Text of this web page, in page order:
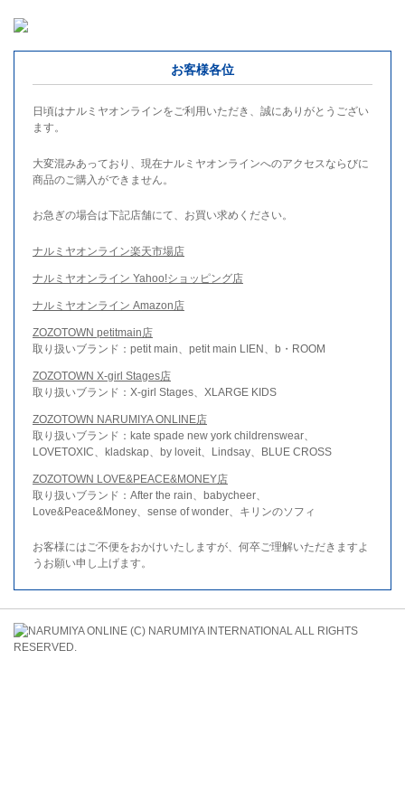
お客様各位
日頃はナルミヤオンラインをご利用いただき、誠にありがとうござい
ます。
大変混みあっており、現在ナルミヤオンラインへのアクセスならびに
商品のご購入ができません。
お急ぎの場合は下記店舗にて、お買い求めください。
ナルミヤオンライン楽天市場店
ナルミヤオンライン Yahoo!ショッピング店
ナルミヤオンライン Amazon店
ZOZOTOWN petitmain店
取り扱いブランド：petit main、petit main LIEN、b・ROOM
ZOZOTOWN X-girl Stages店
取り扱いブランド：X-girl Stages、XLARGE KIDS
ZOZOTOWN NARUMIYA ONLINE店
取り扱いブランド：kate spade new york childrenswear、
LOVETOXIC、kladskap、by loveit、Lindsay、BLUE CROSS
ZOZOTOWN LOVE&PEACE&MONEY店
取り扱いブランド：After the rain、babycheer、
Love&Peace&Money、sense of wonder、キリンのソフィ
お客様にはご不便をおかけいたしますが、何卒ご理解いただきますよ
うお願い申し上げます。